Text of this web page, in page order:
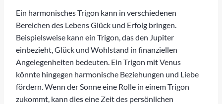
Ein harmonisches Trigon kann in verschiedenen
Bereichen des Lebens Glück und Erfolg bringen.
Beispielsweise kann ein Trigon, das den Jupiter
einbezieht, Glück und Wohlstand in finanziellen
Angelegenheiten bedeuten. Ein Trigon mit Venus
könnte hingegen harmonische Beziehungen und Liebe
fördern. Wenn der Sonne eine Rolle in einem Trigon
zukommt, kann dies eine Zeit des persönlichen